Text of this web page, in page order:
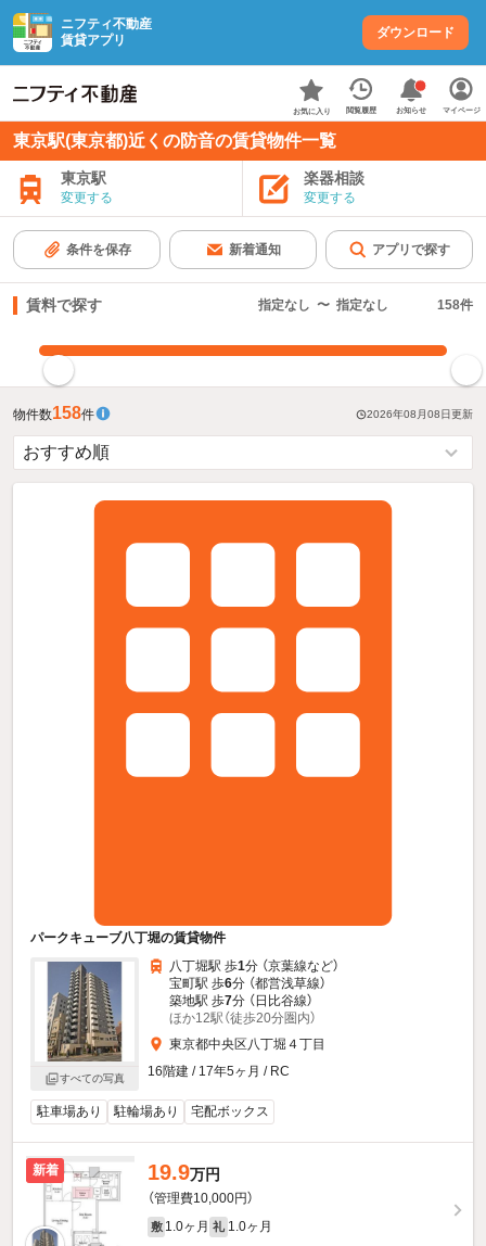
ニフティ不動産
賃貸アプリ
ダウンロード
お気に入り 閲覧履歴 お知らせ マイページ
東京駅(東京都)近くの防音の賃貸物件一覧
東京駅
変更する
楽器相談
変更する
条件を保存 新着通知 アプリで探す
賃料で探す 指定なし 〜 指定なし 158件
物件数158件 2026年08月08日更新
パークキューブ八丁堀の賃貸物件
すべての写真
八丁堀駅 歩1分 （京葉線など）
宝町駅 歩6分 （都営浅草線）
築地駅 歩7分 （日比谷線）
ほか12駅（徒歩20分圏内）
東京都中央区八丁堀４丁目
16階建 / 17年5ヶ月 / RC
駐車場あり 駐輪場あり 宅配ボックス
新着 19.9万円
（管理費10,000円）
敷 1.0ヶ月 礼 1.0ヶ月